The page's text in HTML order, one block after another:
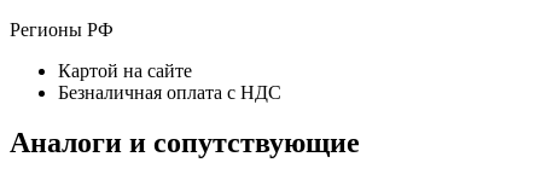
Регионы РФ
Картой на сайте
Безналичная оплата с НДС
Аналоги и сопутствующие